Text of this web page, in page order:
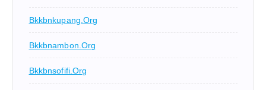
Bkkbnkupang.org
Bkkbnambon.org
Bkkbnsofifi.org